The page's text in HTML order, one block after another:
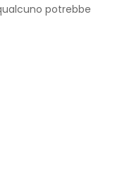
potrebbe